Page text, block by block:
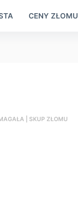
CENY ZŁOMU
| SKUP ZŁOMU